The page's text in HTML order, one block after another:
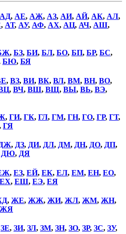
АД, АЕ, АЖ, АЗ, АИ, АЙ, АК, АЛ,
, АТ, АУ, АФ, АХ, АЦ, АЧ, АШ,
, БЗ, БИ, БЛ, БО, БП, БР, БС,
БЮ, БЯ
, ВЗ, ВИ, ВК, ВЛ, ВМ, ВН, ВО,
, ВЧ, ВШ, ВЩ, ВЫ, ВЬ, ВЭ,
, ГИ, ГК, ГЛ, ГМ, ГН, ГО, ГР, ГТ,
ГЯ
, ДЗ, ДИ, ДЛ, ДМ, ДН, ДО, ДП,
ДЮ, ДЯ
, ЕЗ, ЕЙ, ЕК, ЕЛ, ЕМ, ЕН, ЕО,
ЕХ, ЕШ, ЕЭ, ЕЯ
, ЖЕ, ЖЖ, ЖИ, ЖЛ, ЖМ, ЖН,
ЖЯ
ЗЕ, ЗИ, ЗЛ, ЗМ, ЗН, ЗО, ЗР, ЗС, ЗУ,